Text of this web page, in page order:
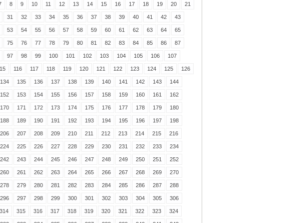
8 9 10 11 12 13 14 15 16 17 18 19 20 21
31 32 33 34 35 36 37 38 39 40 41 42 43
53 54 55 56 57 58 59 60 61 62 63 64 65
75 76 77 78 79 80 81 82 83 84 85 86 87
97 98 99 100 101 102 103 104 105 106 107
116 117 118 119 120 121 122 123 124 125 126
134 135 136 137 138 139 140 141 142 143 144
152 153 154 155 156 157 158 159 160 161 162
170 171 172 173 174 175 176 177 178 179 180
188 189 190 191 192 193 194 195 196 197 198
206 207 208 209 210 211 212 213 214 215 216
224 225 226 227 228 229 230 231 232 233 234
242 243 244 245 246 247 248 249 250 251 252
260 261 262 263 264 265 266 267 268 269 270
278 279 280 281 282 283 284 285 286 287 288
296 297 298 299 300 301 302 303 304 305 306
314 315 316 317 318 319 320 321 322 323 324